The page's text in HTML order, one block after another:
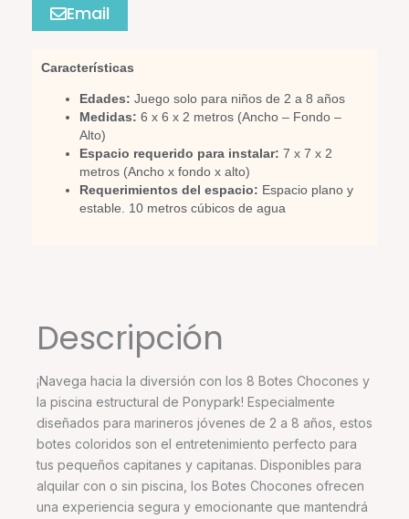
Características
Edades: Juego solo para niños de 2 a 8 años
Medidas: 6 x 6 x 2 metros (Ancho – Fondo –
Alto)
Espacio requerido para instalar: 7 x 7 x 2
metros (Ancho x fondo x alto)
Requerimientos del espacio: Espacio plano y
estable. 10 metros cúbicos de agua
Email
Descripción
¡Navega hacia la diversión con los 8 Botes Chocones y
la piscina estructural de Ponypark! Especialmente
diseñados para marineros jóvenes de 2 a 8 años, estos
botes coloridos son el entretenimiento perfecto para
tus pequeños capitanes y capitanas. Disponibles para
alquilar con o sin piscina, los Botes Chocones ofrecen
una experiencia segura y emocionante que mantendrá